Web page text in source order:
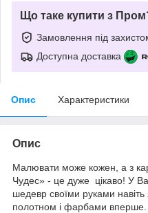
Що таке купити з
Замовлення під
Доступна доставка
Опис Характеристики
Опис
Малювати може кожен, а з
Чудес» - це дуже цікаво! У
шедевр своїми руками
полотном і фарбами